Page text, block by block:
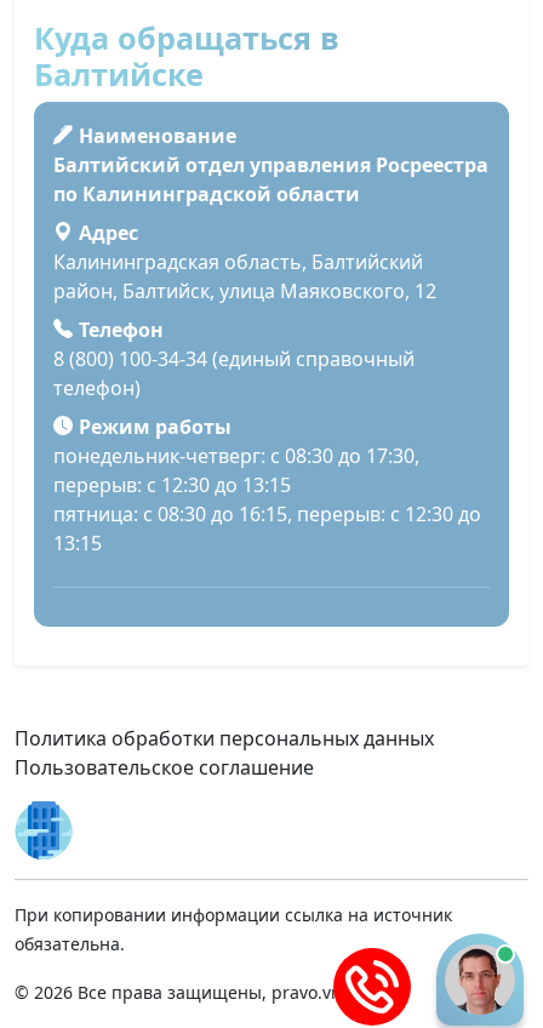
Куда обращаться в
Балтийске
Наименование
Балтийский отдел управления Росреестра
по Калининградской области
Адрес
Калининградская область, Балтийский
район, Балтийск, улица Маяковского, 12
Телефон
8 (800) 100-34-34 (единый справочный
телефон)
Режим работы
понедельник-четверг: с 08:30 до 17:30,
перерыв: с 12:30 до 13:15
пятница: с 08:30 до 16:15, перерыв: с 12:30 до
13:15
Политика обработки персональных данных
Пользовательское соглашение
При копировании информации ссылка на источник
обязательна.
© 2026 Все права защищены, pravo.vnmsk.ru.